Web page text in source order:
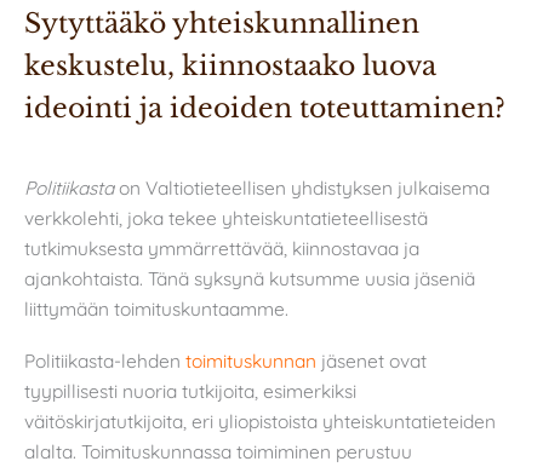
Sytyttääkö yhteiskunnallinen
keskustelu, kiinnostaako luova
ideointi ja ideoiden toteuttaminen?
Politiikastaon Valtiotieteellisen yhdistyksen julkaisema
verkkolehti, joka tekee yhteiskuntatieteellisestä
tutkimuksesta ymmärrettävää, kiinnostavaa ja
ajankohtaista. Tänä syksynä kutsumme uusia jäseniä
liittymään toimituskuntaamme.
Politiikasta-lehden toimituskunnan jäsenet ovat
tyypillisesti nuoria tutkijoita, esimerkiksi
väitöskirjatutkijoita, eri yliopistoista yhteiskuntatieteiden
alalta. Toimituskunnassa toimiminen perustuu